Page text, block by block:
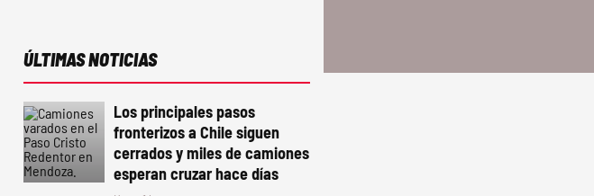
ÚLTIMAS NOTICIAS
Los principales pasos
fronterizos a Chile siguen
cerrados y miles de camiones
esperan cruzar hace días